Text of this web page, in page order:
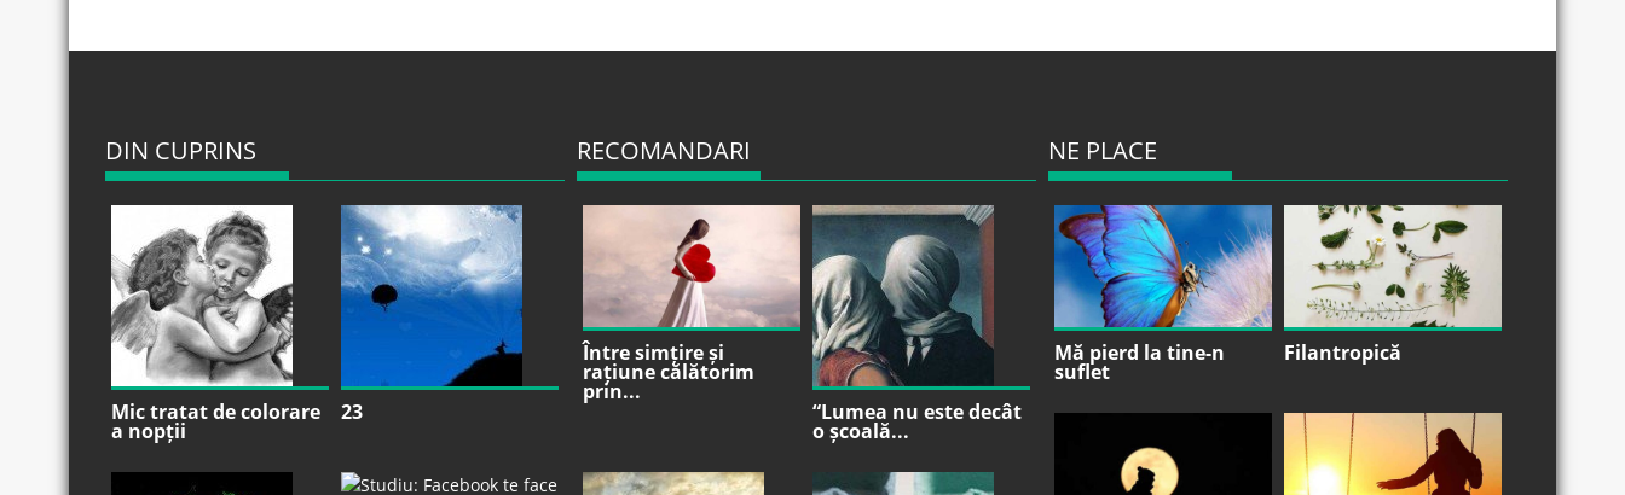
DIN CUPRINS
Mic tratat de colorare
a nopții
23
RECOMANDARI
Între simțire și
rațiune călătorim
prin...
“Lumea nu este decât
o școală...
NE PLACE
Mă pierd la tine-n
suflet
Filantropică